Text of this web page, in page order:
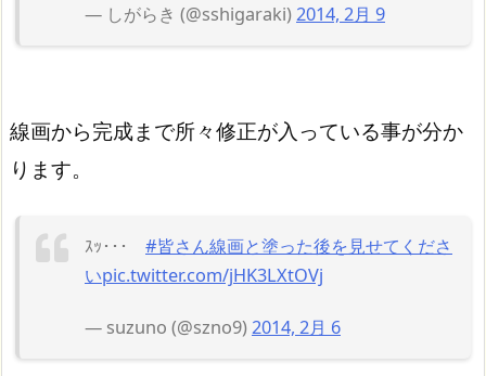
— しがらき (@sshigaraki)2014, 2月 9
線画から完成まで所々修正が入っている事が分か
ります。
ｽｯ･･･ #皆さん線画と塗った後を見せてくださ
いpic.twitter.com/jHK3LXtOVj
— suzuno (@szno9)2014, 2月 6